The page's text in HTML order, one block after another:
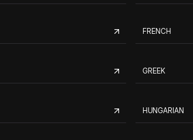
FRENCH
GREEK
HUNGARIAN